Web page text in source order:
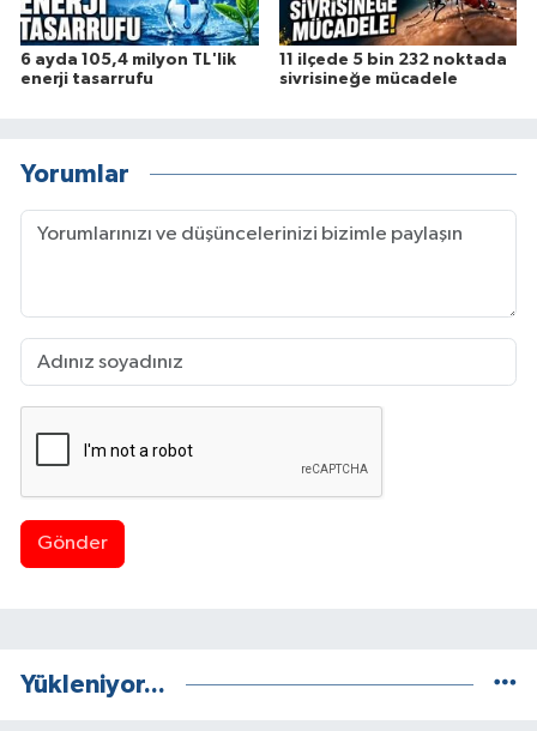
6 ayda 105,4 milyon TL'lik
enerji tasarrufu
11 ilçede 5 bin 232 noktada
sivrisineğe mücadele
Yorumlar
Gönder
Yükleniyor...